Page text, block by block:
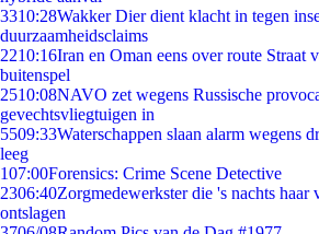
3310:28Wakker Dier dient klacht in tegen
duurzaamheidsclaims
2210:16Iran en Oman eens over route Straat
buitenspel
2510:08NAVO zet wegens Russische
gevechtsvliegtuigen in
5509:33Waterschappen slaan alarm wegens
leeg
107:00Forensics: Crime Scene Detective
2306:40Zorgmedewerkster die 's nachts haar
ontslagen